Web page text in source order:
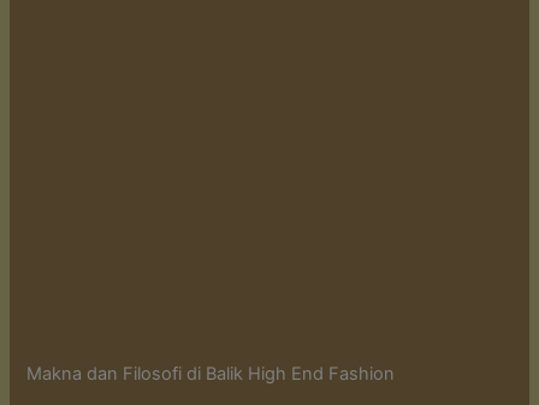
Makna dan Filosofi di Balik High End Fashion